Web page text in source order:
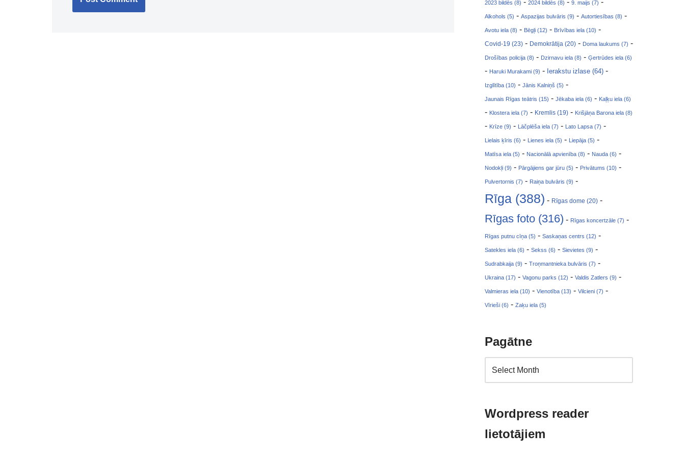
2023 bildēs (8) - 2024 bildēs (8) - 9. maijs (7) -
Alkohols (5) - Aspazijas bulvāris (9) - Autortiesības (8) -
Avotu iela (8) - Bēgļi (12) - Brīvības iela (10) -
Covid-19 (23) - Demokrātija (20) - Doma laukums (7) -
Drošības policija (8) - Dzirnavu iela (8) - Ģertrūdes iela (6)
- Haruki Murakami (9) - Ierakstu izlase (64) -
Izglītība (10) - Jānis Kalniņš (5) -
Jaunais Rīgas teātris (15) - Jēkaba iela (6) - Kaļķu iela (6)
- Klostera iela (7) - Kremlis (19) - Krišjāņa Barona iela (8)
- Krīze (9) - Lāčplēša iela (7) - Lato Lapsa (7) -
Lielais ķīris (6) - Lienes iela (5) - Liepāja (5) -
Matīsa iela (5) - Nacionālā apvienība (8) - Nauda (6) -
Nodokļi (9) - Pārgājiens gar jūru (5) - Privātums (10) -
Pulvertornis (7) - Raiņa bulvāris (9) -
Rīga (388) - Rīgas dome (20) -
Rīgas foto (316) - Rīgas koncertzāle (7) -
Rīgas putnu cīņa (5) - Saskaņas centrs (12) -
Satekles iela (6) - Sekss (6) - Sievietes (9) -
Sudrabkaija (9) - Troņmantnieka bulvāris (7) -
Ukraina (17) - Vagonu parks (12) - Valdis Zatlers (9) -
Valmieras iela (10) - Vienotība (13) - Vilcieni (7) -
Vīrieši (6) - Zaķu iela (5)
Pagātne
Wordpress reader
lietotājiem